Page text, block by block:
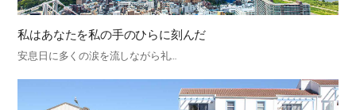
私はあなたを私の手のひらに刻んだ
安息日に多くの涙を流しながら礼…